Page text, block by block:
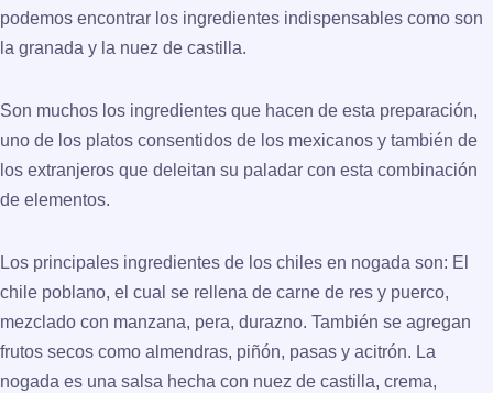
podemos encontrar los ingredientes indispensables como son
la granada y la nuez de castilla.
Son muchos los ingredientes que hacen de esta preparación,
uno de los platos consentidos de los mexicanos y también de
los extranjeros que deleitan su paladar con esta combinación
de elementos.
Los principales ingredientes de los chiles en nogada son: El
chile poblano, el cual se rellena de carne de res y puerco,
mezclado con manzana, pera, durazno. También se agregan
frutos secos como almendras, piñón, pasas y acitrón. La
nogada es una salsa hecha con nuez de castilla, crema,